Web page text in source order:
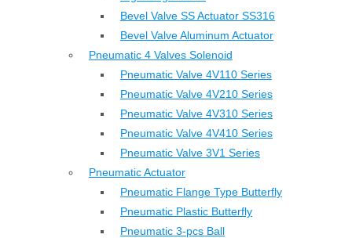
Bevel Valve SS Actuator SS316
Bevel Valve Aluminum Actuator
Pneumatic 4 Valves Solenoid
Pneumatic Valve 4V110 Series
Pneumatic Valve 4V210 Series
Pneumatic Valve 4V310 Series
Pneumatic Valve 4V410 Series
Pneumatic Valve 3V1 Series
Pneumatic Actuator
Pneumatic Flange Type Butterfly
Pneumatic Plastic Butterfly
Pneumatic 3-pcs Ball